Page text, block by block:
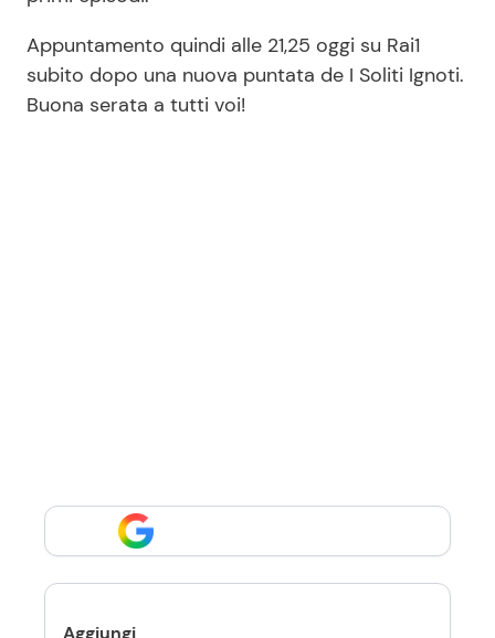
Appuntamento quindi alle 21,25 oggi su Rai1
subito dopo una nuova puntata de I Soliti Ignoti.
Buona serata a tutti voi!
Aggiungi